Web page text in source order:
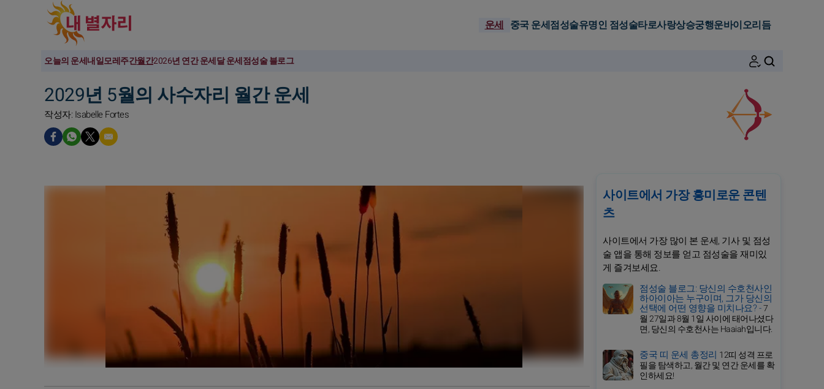
운세 중국 운세점성술유명인 점성술타로사랑상승궁행운바이오리듬
오늘의 운세내일모레주간월간2026년 연간 운세달 운세점성술 블로그
2029년 5월의 사수자리 월간 운세
작성자: Isabelle Fortes
사이트에서 가장 흥미로운 콘텐
츠
사이트에서 가장 많이 본 운세, 기사 및 점성
술 앱을 통해 정보를 얻고 점성술을 재미있
게 즐겨보세요.
점성술 블로그: 당신의 수호천사인
하아이아는 누구이며, 그가 당신의
선택에 어떤 영향을 미치나요? -7
월 27일과 8월 1일 사이에 태어나셨다
면, 당신의 수호천사는 Haaiah입니다.
중국 띠 운세 총정리 12띠 성격 프로
필을 탐색하고, 월간 및 연간 운세를 확
인하세요!